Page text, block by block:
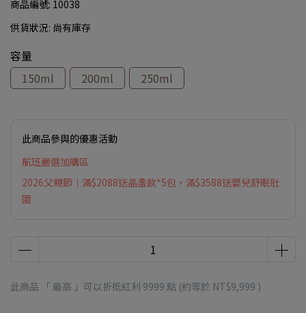
商品編號: 10038
供貨狀況: 尚有庫存
容量
150ml
200ml 250ml
此商品參與的優惠活動
航班嚴選加購區
2026父親節｜滿$2088送晶盞飲*5包，滿$3588送嬰兒舒眠肚
圍
此商品 「 最高 」可以折抵紅利 9999 點 (約等於 NT$9,999 )